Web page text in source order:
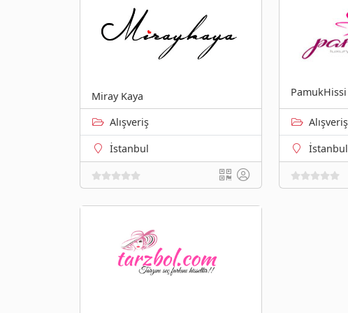
Miray Kaya
Alışveriş
İstanbul
PamukHissi
Alışveriş
İstanbul